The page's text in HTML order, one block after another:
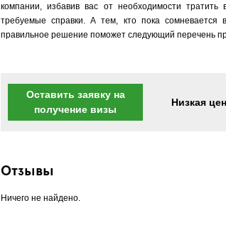
компании, избавив вас от необходимости
требуемые справки. А тем, кто пока
правильное решение поможет следующий перечень
Оставить заявку на
получение визы
Низкая
Отзывы
Ничего не найдено.